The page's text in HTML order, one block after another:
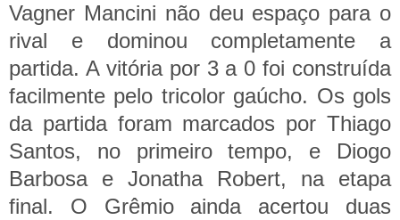
Vagner Mancini não deu espaço para o
rival e dominou completamente a
partida. A vitória por 3 a 0 foi construída
facilmente pelo tricolor gaúcho. Os gols
da partida foram marcados por Thiago
Santos, no primeiro tempo, e Diogo
Barbosa e Jonatha Robert, na etapa
final. O Grêmio ainda acertou duas